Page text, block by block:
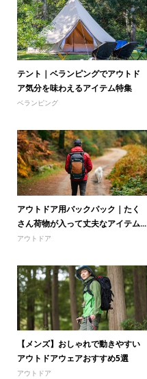
テント｜ベランピングでアウトド
ア気分を味わえるアイテム特集
ベランピング
アウトドア用バックパック｜たく
さん荷物が入って丈夫なアイテム...
アウトドア
【メンズ】おしゃれで動きやすい
アウトドアウェアおすすめ5選
アウトドア